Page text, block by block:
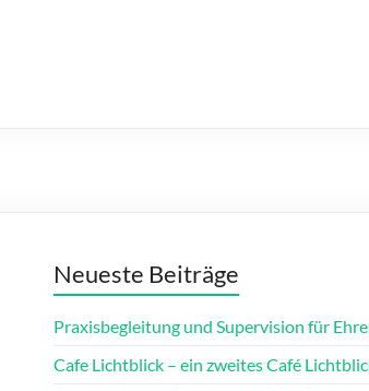
Neueste Beiträge
Praxisbegleitung und Supervision für
Cafe Lichtblick – ein zweites Café